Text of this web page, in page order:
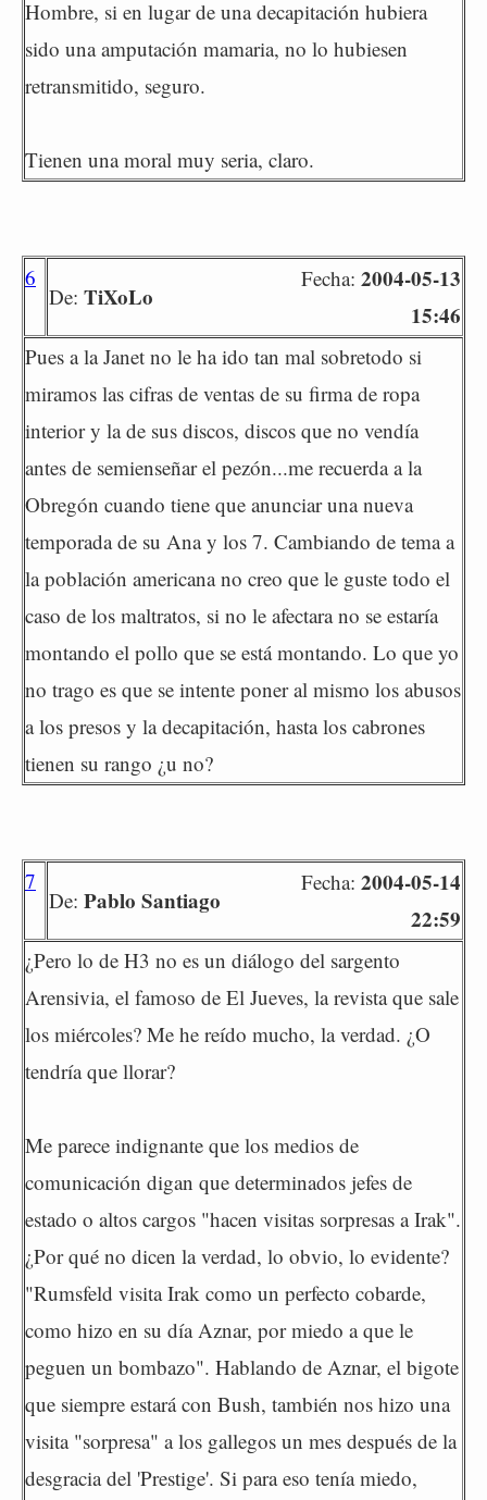
Hombre, si en lugar de una decapitación hubiera
sido una amputación mamaria, no lo hubiesen
retransmitido, seguro.
Tienen una moral muy seria, claro.
6
De: TiXoLo
Fecha: 2004-05-13
15:46
Pues a la Janet no le ha ido tan mal sobretodo si
miramos las cifras de ventas de su firma de ropa
interior y la de sus discos, discos que no vendía
antes de semienseñar el pezón...me recuerda a la
Obregón cuando tiene que anunciar una nueva
temporada de su Ana y los 7. Cambiando de tema a
la población americana no creo que le guste todo el
caso de los maltratos, si no le afectara no se estaría
montando el pollo que se está montando. Lo que yo
no trago es que se intente poner al mismo los abusos
a los presos y la decapitación, hasta los cabrones
tienen su rango ¿u no?
7
De: Pablo Santiago
Fecha: 2004-05-14
22:59
¿Pero lo de H3 no es un diálogo del sargento
Arensivia, el famoso de El Jueves, la revista que sale
los miércoles? Me he reído mucho, la verdad. ¿O
tendría que llorar?
Me parece indignante que los medios de
comunicación digan que determinados jefes de
estado o altos cargos "hacen visitas sorpresas a Irak".
¿Por qué no dicen la verdad, lo obvio, lo evidente?
"Rumsfeld visita Irak como un perfecto cobarde,
como hizo en su día Aznar, por miedo a que le
peguen un bombazo". Hablando de Aznar, el bigote
que siempre estará con Bush, también nos hizo una
visita "sorpresa" a los gallegos un mes después de la
desgracia del 'Prestige'. Si para eso tenía miedo,